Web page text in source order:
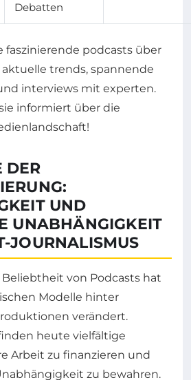
Debatten
DER
UND
UNABHÄNGIGKEIT
JOURNALISMUS
von Podcasts hat
Modelle hinter
verändert.
heute vielfältige
Arbeit zu finanzieren und
zu bewahren.